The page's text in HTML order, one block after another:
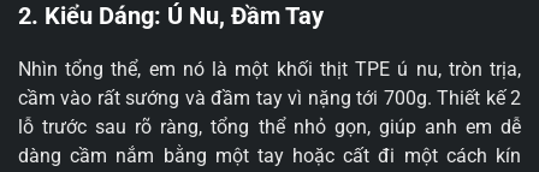
2. Kiểu Dáng: Ú Nu, Đầm Tay
Nhìn tổng thể, em nó là một khối thịt TPE ú nu, tròn trịa,
cầm vào rất sướng và đầm tay vì nặng tới 700g. Thiết kế 2
lỗ trước sau rõ ràng, tổng thể nhỏ gọn, giúp anh em dễ
dàng cầm nắm bằng một tay hoặc cất đi một cách kín